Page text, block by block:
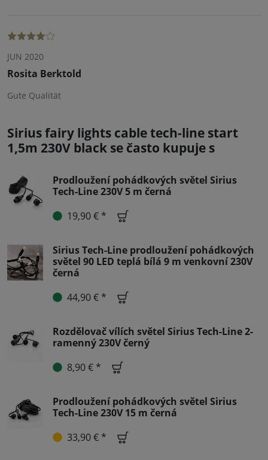
JUN 2020
Rosita Berktold
Gute Qualität
Sirius fairy lights cable tech-line start
1,5m 230V black se často kupuje s
Prodloužení pohádkových světel Sirius
Tech-Line 230V 5 m černá
19,90 € *
Sirius Tech-Line prodloužení pohádkových
světel 90 LED teplá bílá 9 m venkovní 230V
černá
44,90 € *
Rozdělovač vílích světel Sirius Tech-Line 2-
ramenný 230V černý
8,90 € *
Prodloužení pohádkových světel Sirius
Tech-Line 230V 15 m černá
33,90 € *